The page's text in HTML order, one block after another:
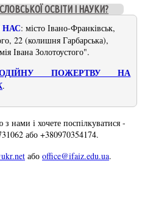
ОСВІТИ І НАУКИ?
НАС: місто Івано-Франківськ,
22 (колишня Гарбарська),
Івана Золотоустого".
ПОЖЕРТВУ НА
.
нами і хочете поспілкуватися -
або +380970354174.
або office@ifaiz.edu.ua.